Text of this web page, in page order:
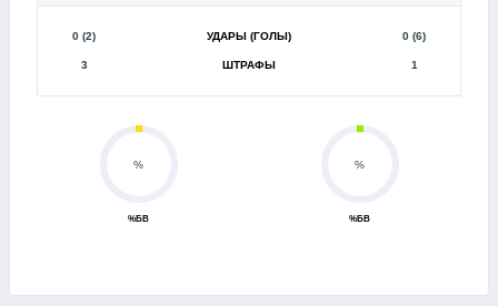
0 (2) УДАРЫ (ГОЛЫ) 0 (6)
3 ШТРАФЫ 1
%
%БВ
%
%БВ